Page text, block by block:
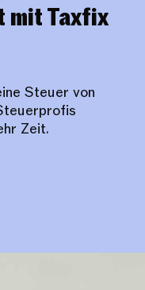
mit Taxfix
Steuer von
Zeit.